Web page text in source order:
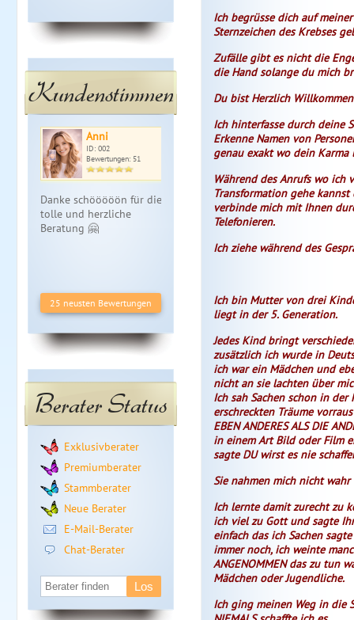
Kundenstimmen
Anni
ID: 002
Bewertungen: 51
Danke schööööön für die
tolle und herzliche
Beratung 🤗
25 neusten Bewertungen
Berater Status
Exklusivberater
Premiumberater
Stammberater
Neue Berater
E-Mail-Berater
Chat-Berater
Ich begrüsse dich auf
Sternzeichen des Krebses
Zufälle gibt es nicht die
die Hand solange du mich
Du bist Herzlich
Ich hinterfasse durch deine
Erkenne Namen von
genau exakt wo dein Karma
Während des Anrufs wo
Transformation gehe
verbinde mich mit Ihnen
Telefonieren.
Ich ziehe während des
Ich bin Mutter von drei
liegt in der 5. Generation.
Jedes Kind bringt
zusätzlich ich wurde in
ich war ein Mädchen und
nicht an sie lachten über
Ich sah Sachen schon in
erschreckten Träume
EBEN ANDERES ALS DIE
in einem Art Bild oder Film
sagte DU wirst es nie
Sie nahmen mich nicht
Ich lernte damit zurecht zu
ich viel zu Gott und sagte
einfach das ich Sachen
immer noch, ich weinte
ANGENOMMEN das zu tun
Mädchen oder Jugendliche.
Ich ging meinen Weg in die